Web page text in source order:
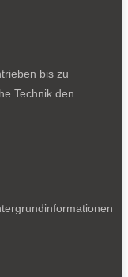
bis zu
Technik den